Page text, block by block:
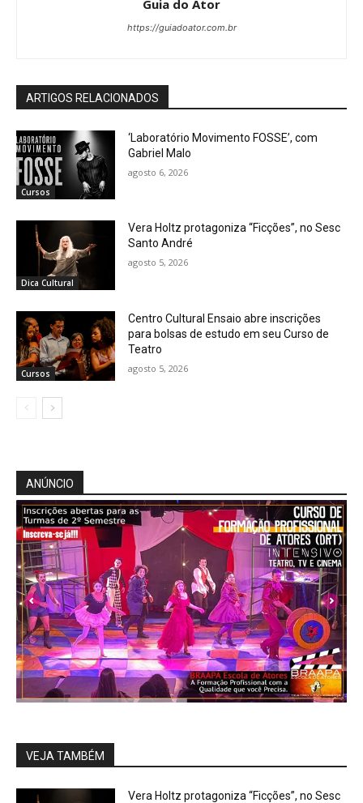
Guia do Ator
https://guiadoator.com.br
ARTIGOS RELACIONADOS
Cursos
‘Laboratório Movimento FOSSE’, com
Gabriel Malo
agosto 6, 2026
Dica Cultural
Vera Holtz protagoniza “Ficções”, no Sesc
Santo André
agosto 5, 2026
Cursos
Centro Cultural Ensaio abre inscrições
para bolsas de estudo em seu Curso de
Teatro
agosto 5, 2026
ANÚNCIO
VEJA TAMBÉM
Vera Holtz protagoniza “Ficções”, no Sesc